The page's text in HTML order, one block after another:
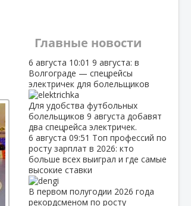
Главные новости
6 августа 10:01 9 августа: в
Волгограде — спецрейсы
электричек для болельщиков
Для удобства футбольных
болельщиков 9 августа добавят
два спецрейса электричек.
6 августа 09:51 Топ профессий по
росту зарплат в 2026: кто
больше всех выиграл и где самые
высокие ставки
В первом полугодии 2026 года
рекордсменом по росту